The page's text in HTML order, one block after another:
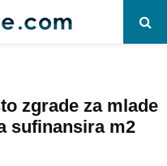
zgrade za mlade
sufinansira m2